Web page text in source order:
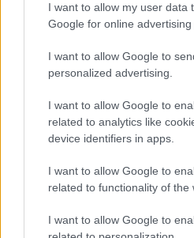
I want to allow my user data
Google for online advertising
I want to allow Google to
personalized advertising.
I want to allow Google to
related to analytics like
device identifiers in apps.
I want to allow Google to
related to functionality of the
I want to allow Google to
Mindössze 214-en élnek a
ahol egyetlen játszótér